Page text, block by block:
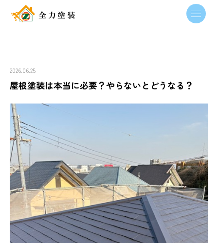
2026.06.25
屋根塗装は本当に必要？やらないとどうなる？